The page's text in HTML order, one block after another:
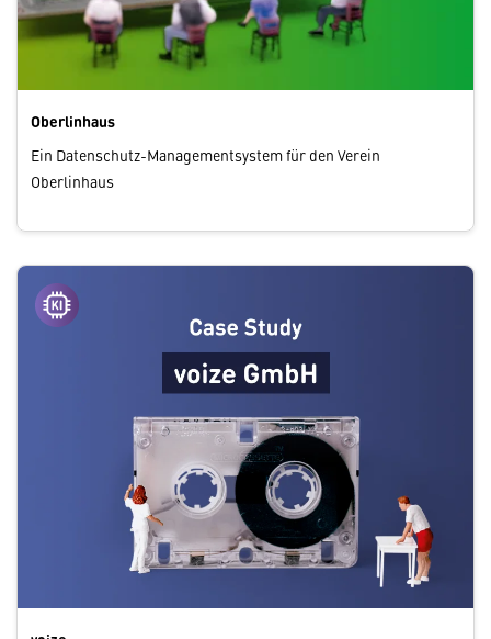
Oberlinhaus
Ein Datenschutz-Managementsystem für den Verein
Oberlinhaus